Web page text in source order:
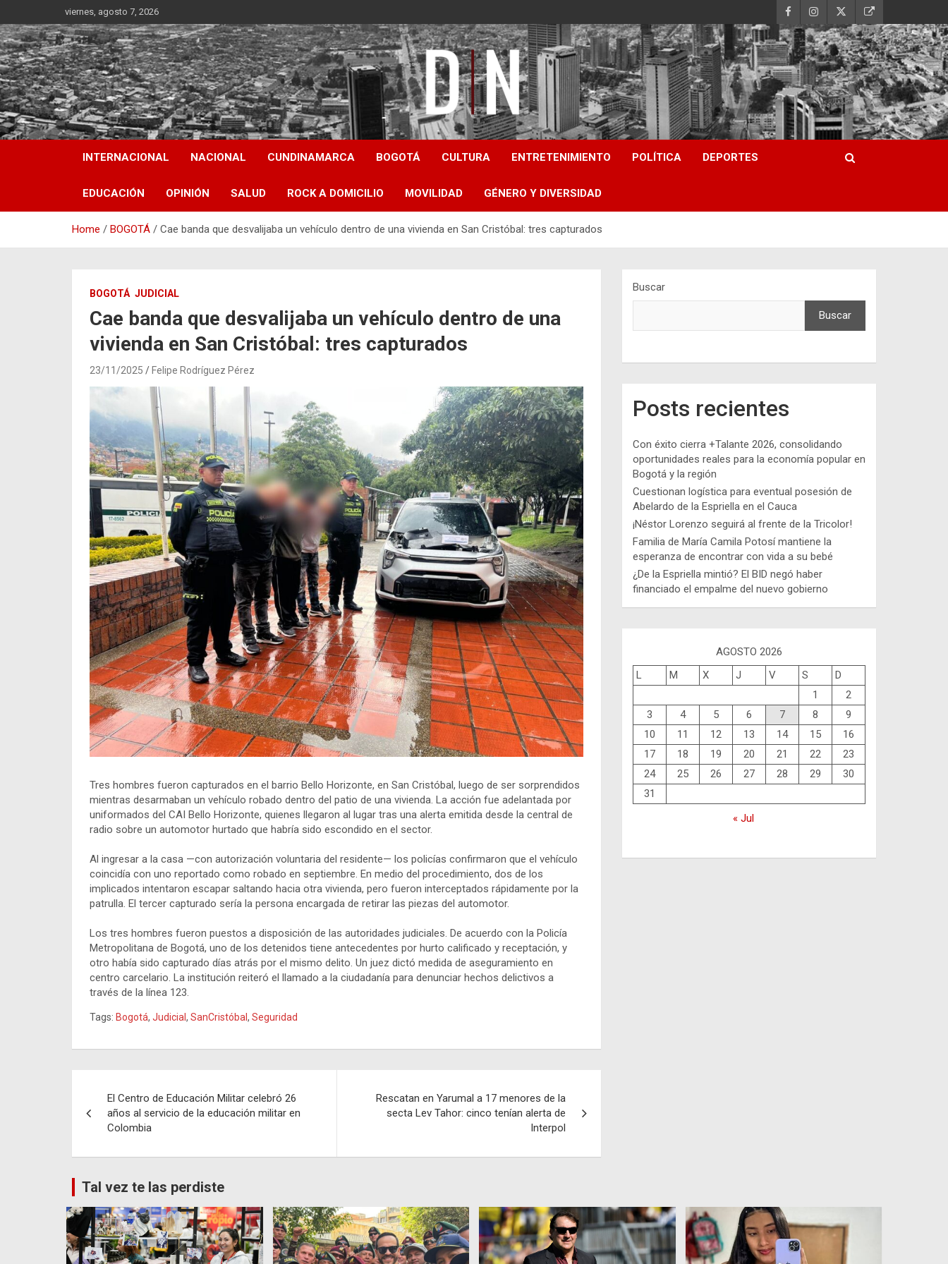
to
content
viernes, agosto 7, 2026
Diámetro Noticias
INTERNACIONAL NACIONAL CUNDINAMARCA BOGOTÁ CULTURA ENTRETENIMIENTO POLÍTICA DEPORTES
EDUCACIÓN OPINIÓN SALUD ROCK A DOMICILIO MOVILIDAD GÉNERO Y DIVERSIDAD
Home BOGOTÁ Cae banda que desvalijaba un vehículo dentro de una vivienda en San Cristóbal: tres capturados
BOGOTÁ JUDICIAL
Cae banda que desvalijaba un vehículo dentro de una
vivienda en San Cristóbal: tres capturados
23/11/2025 Felipe Rodríguez Pérez
Tres hombres fueron capturados en el barrio Bello Horizonte, en San Cristóbal, luego de ser sorprendidos
mientras desarmaban un vehículo robado dentro del patio de una vivienda. La acción fue adelantada por
uniformados del CAI Bello Horizonte, quienes llegaron al lugar tras una alerta emitida desde la central de
radio sobre un automotor hurtado que habría sido escondido en el sector.
Al ingresar a la casa —con autorización voluntaria del residente— los policías confirmaron que el vehículo
coincidía con uno reportado como robado en septiembre. En medio del procedimiento, dos de los
implicados intentaron escapar saltando hacia otra vivienda, pero fueron interceptados rápidamente por la
patrulla. El tercer capturado sería la persona encargada de retirar las piezas del automotor.
Los tres hombres fueron puestos a disposición de las autoridades judiciales. De acuerdo con la Policía
Metropolitana de Bogotá, uno de los detenidos tiene antecedentes por hurto calificado y receptación, y
otro había sido capturado días atrás por el mismo delito. Un juez dictó medida de aseguramiento en
centro carcelario. La institución reiteró el llamado a la ciudadanía para denunciar hechos delictivos a
través de la línea 123.
Tags: Bogotá, Judicial , SanCristóbal , Seguridad
de
El Centro de Educación Militar celebró 26
años al servicio de la educación militar en
Colombia
Rescatan en Yarumal a 17 menores de la
secta Lev Tahor: cinco tenían alerta de
Interpol
Buscar
Buscar
Posts recientes
Con éxito cierra +Talante 2026, consolidando
oportunidades reales para la economía popular en
Bogotá y la región
Cuestionan logística para eventual posesión de
Abelardo de la Espriella en el Cauca
¡Néstor Lorenzo seguirá al frente de la Tricolor!
Familia de María Camila Potosí mantiene la
esperanza de encontrar con vida a su bebé
¿De la Espriella mintió? El BID negó haber
financiado el empalme del nuevo gobierno
AGOSTO 2026
L
M X J V S
D
1
2
3
4 5 6 7 8
9
10
11 12 13 14 15
16
17
18 19 20 21 22
23
24
25 26 27 28 29
30
31
« Jul
Tal vez te las perdiste